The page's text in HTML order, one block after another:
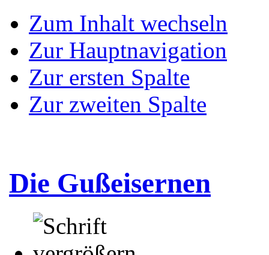
Zum Inhalt wechseln
Zur Hauptnavigation
Zur ersten Spalte
Zur zweiten Spalte
Die Gußeisernen